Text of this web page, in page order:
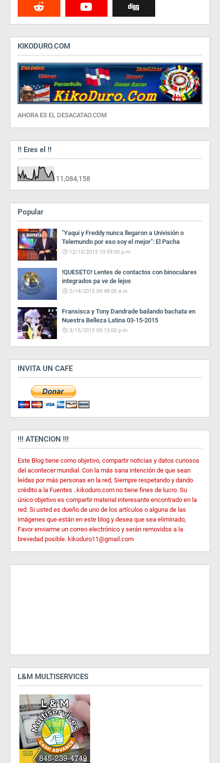
KIKODURO.COM
AHORA ES EL DESACATAO.COM
!! Eres el !!
11,084,158
Popular
"Yaqui y Freddy nunca llegaron a Univisión o
Telemundo por eso soy el mejor": El Pacha
12/15/2013 10:59:00 p.m.
!QUESETO! Lentes de contactos con binoculares
integrados pa ve de lejos
2/14/2015 09:48:00 a.m.
Fransisca y Tony Dandrade bailando bachata en
Nuestra Belleza Latina 03-15-2015
3/15/2015 09:13:00 p.m.
INVITA UN CAFE
!!! ATENCION !!!
Este Blog tiene como objetivo, compartir noticias y datos curiosos
del acontecer mundial. Con la más sana intención de que sean
leídas por más personas en la red, Siempre respetando y dando
crédito a la Fuentes ..kikoduro.com no tiene fines de lucro. Su
único objetivo es compartir material interesante encontrado en la
red. Si usted es dueño de uno de los artículos o alguna de las
imágenes que están en este blog y desea que sea eliminado,
Favor enviarme un correo electrónico y serán removidos a la
brevedad posible. kikoduro11@gmail.com
L&M MULTISERVICES